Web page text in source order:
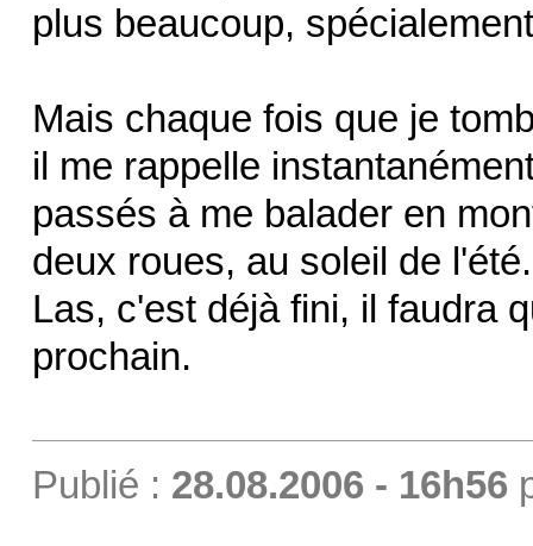
plus beaucoup,
Mais chaque fois que je
il me rappelle
passés à me balader en
deux roues, au soleil de
Las, c'est déjà fini, il faudra
prochain.
Publié : 28.08.2006 - 16h56